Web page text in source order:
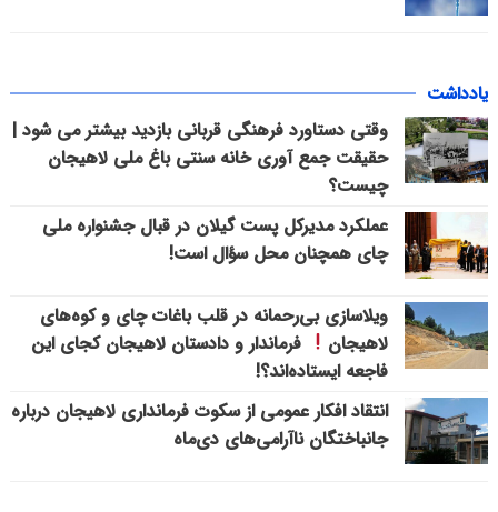
یادداشت
وقتی دستاورد فرهنگی قربانی بازدید بیشتر می شود |
حقیقت جمع آوری خانه سنتی باغ ملی لاهیجان
چیست؟
عملکرد مدیرکل پست گیلان در قبال جشنواره ملی
چای همچنان محل سؤال است!
ویلاسازی بی‌رحمانه در قلب باغات چای و کوه‌های
لاهیجان
فرماندار و دادستان لاهیجان کجای این
فاجعه ایستاده‌اند؟!
انتقاد افکار عمومی از سکوت فرمانداری لاهیجان درباره
جانباختگان ناآرامی‌های دی‌ماه